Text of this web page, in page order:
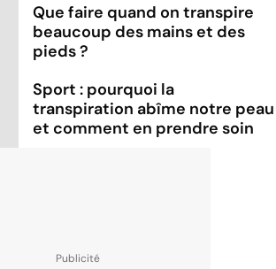
Que faire quand on transpire
beaucoup des mains et des
pieds ?
Sport : pourquoi la
transpiration abîme notre peau
et comment en prendre soin